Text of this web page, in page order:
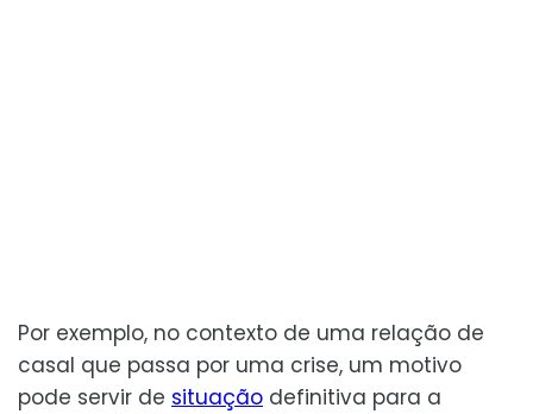
Por exemplo, no contexto de uma relação de
casal que passa por uma crise, um motivo
pode servir de situação definitiva para a